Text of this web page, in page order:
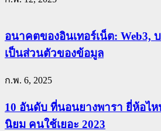
อนาคตของอินเทอร์เน็ต: Web3,
เป็นส่วนตัวของข้อมูล
ก.พ. 6, 2025
10 อันดับ ที่นอนยางพารา ยี่ห้อไ
นิยม คนใช้เยอะ 2023